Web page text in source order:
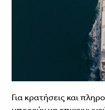
Για κρατήσεις και